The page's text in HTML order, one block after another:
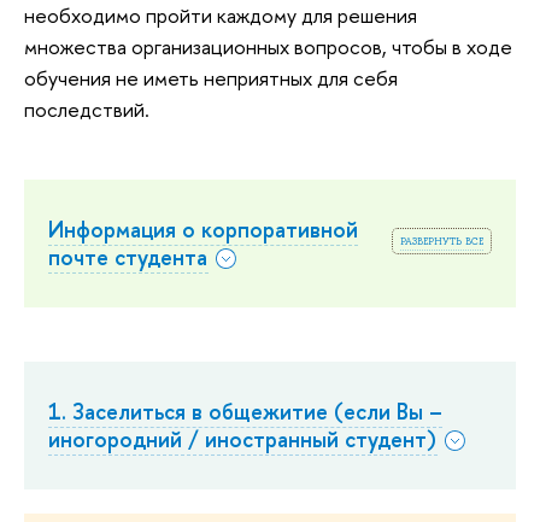
необходимо пройти каждому для решения
множества организационных вопросов, чтобы в ходе
обучения не иметь неприятных для себя
последствий.
развернуть все
Информация о корпоративной
почте студента
1. Заселиться в общежитие (если Вы –
иногородний / иностранный студент)